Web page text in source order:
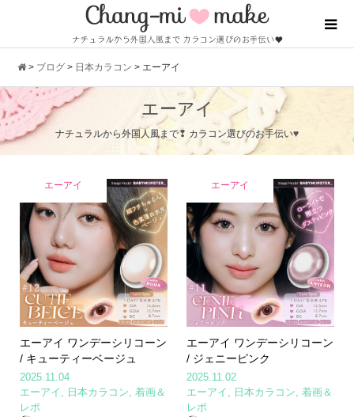
> ブログ > 日本カラコン > エーアイ
エーアイ
ナチュラルから外国人風まで❢ カラコン選びのお手伝い♥
エーアイ
エーアイ ワンデーシリコーン
/ キューティーベージュ
2025.11.04
エーアイ
日本カラコン 着画＆
レポ
エーアイ
エーアイ ワンデーシリコーン
/ ジェニーピンク
2025.11.02
エーアイ
日本カラコン ,着画＆
レポ